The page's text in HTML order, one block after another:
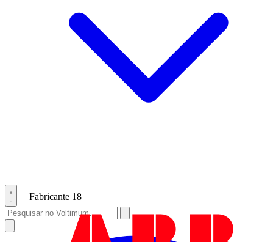
Fabricante 18